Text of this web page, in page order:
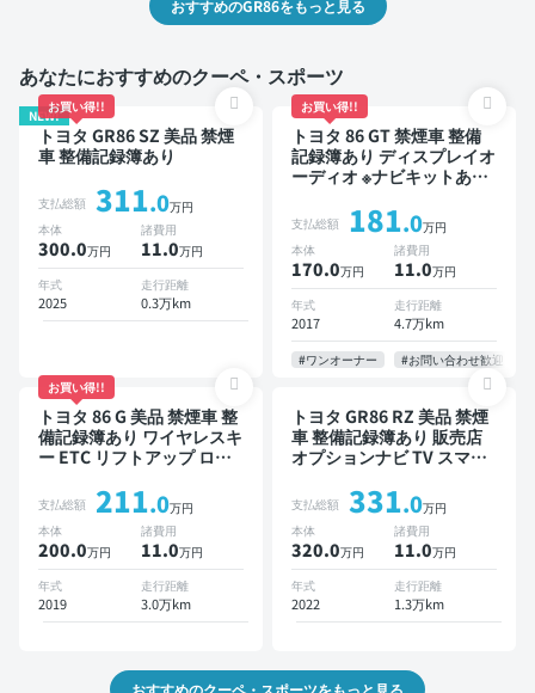
おすすめのGR86をもっと見る
あなたにおすすめのクーペ・スポーツ
NEW!
お買い得!!
トヨタ GR86 SZ 美品 禁煙
車 整備記録簿あり
支払総額 311.0万円
本体
300.0万円
諸費用
11.0万円
年式
2025
走行距離
0.3万km
お買い得!!
トヨタ 86 GT 禁煙車 整備
記録簿あり ディスプレイオ
ーディオ ※ナビキットあり
トキー ETC バックモニタ
ー
支払総額 181.0万円
本体
170.0万円
諸費用
11.0万円
年式
2017
走行距離
4.7万km
#ワンオーナー
#お問い合わせ歓迎
お買い得!!
トヨタ 86 G 美品 禁煙車 整
備記録簿あり ワイヤレスキ
ー ETC リフトアップ ロー
支払総額 211.0万円
本体
200.0万円
諸費用
11.0万円
年式
2019
走行距離
3.0万km
トヨタ GR86 RZ 美品 禁煙
車 整備記録簿あり 販売店
オプションナビ TV スマー
ー ドライブレコーダー
支払総額 331.0万円
本体
320.0万円
諸費用
11.0万円
年式
2022
走行距離
1.3万km
おすすめのクーペ・スポーツをもっと見る